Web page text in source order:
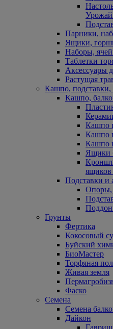
Парники,
Ящики,
Наборы,
Таблетки
Аксессуары
Растущая
Кашпо, подставки,
Кашпо,
Кашпо
Кашпо
Кашпо
Ящики
Подставки и
Опоры,
Грунты
Фертика
Кокосовый
Буйский
БиоМастер
Торфяная
Живая земля
Фаско
Семена
Семена
Дайкон
Гавриш